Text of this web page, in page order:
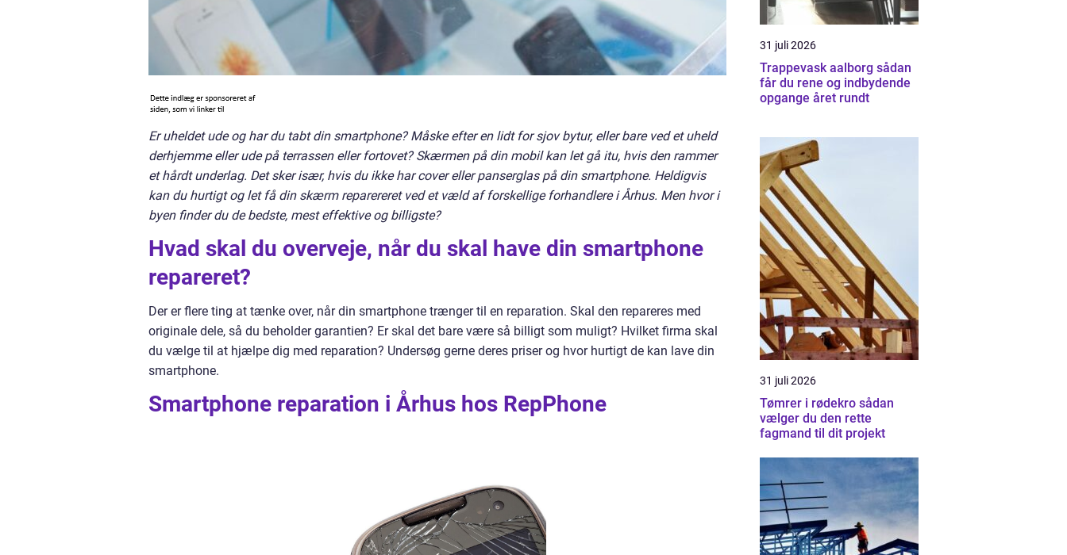
Er uheldet ude og har du tabt din smartphone? Måske efter en lidt for sjov bytur, eller bare ved et uheld
derhjemme eller ude på terrassen eller fortovet? Skærmen på din mobil kan let gå itu, hvis den rammer
et hårdt underlag. Det sker især, hvis du ikke har cover eller panserglas på din smartphone. Heldigvis
kan du hurtigt og let få din skærm reparereret ved et væld af forskellige forhandlere i Århus. Men hvor i
byen finder du de bedste, mest effektive og billigste?
Hvad skal du overveje, når du skal have din smartphone
repareret?
Der er flere ting at tænke over, når din smartphone trænger til en reparation. Skal den repareres med
originale dele, så du beholder garantien? Er skal det bare være så billigt som muligt? Hvilket firma skal
du vælge til at hjælpe dig med reparation? Undersøg gerne deres priser og hvor hurtigt de kan lave din
smartphone.
Smartphone reparation i Århus hos RepPhone
31 juli 2026
Trappevask aalborg sådan
får du rene og indbydende
opgange året rundt
31 juli 2026
Tømrer i rødekro sådan
vælger du den rette
fagmand til dit projekt